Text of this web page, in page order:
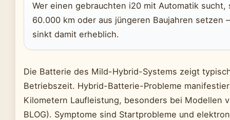
Wer einen gebrauchten i20 mit Automatik
60.000 km oder aus jüngeren Baujahren setzen
sinkt damit erheblich.
Die Batterie des Mild-Hybrid-Systems zeigt
Betriebszeit. Hybrid-Batterie-Probleme
Kilometern Laufleistung, besonders bei Modellen
BLOG). Symptome sind Startprobleme und